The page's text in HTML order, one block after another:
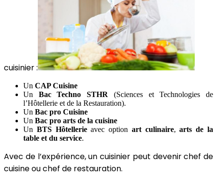
cuisinier :
Un CAP Cuisine
Un Bac Techno STHR (Sciences et Technologies de
l’Hôtellerie et de la Restauration).
Un Bac pro Cuisine
Un Bac pro arts de la cuisine
Un BTS Hôtellerieavec option art culinaire,arts de la
table et du service.
Avec de l’expérience, un cuisinier peut devenir chef de
cuisine ou chef de restauration.